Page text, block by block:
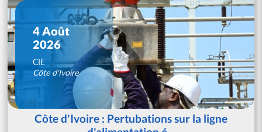
4 Août
2026
CIE
Côte d'Ivoire
Côte d'Ivoire : Pertubations sur la ligne